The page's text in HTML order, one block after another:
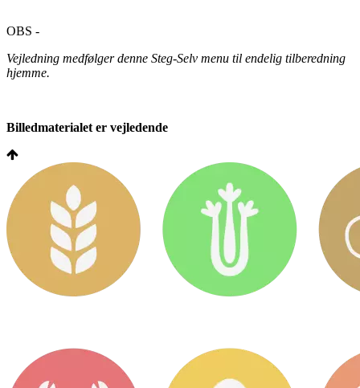
OBS -
Vejledning medfølger denne Steg-Selv menu til endelig tilberedning
hjemme.
Billedmaterialet er vejledende